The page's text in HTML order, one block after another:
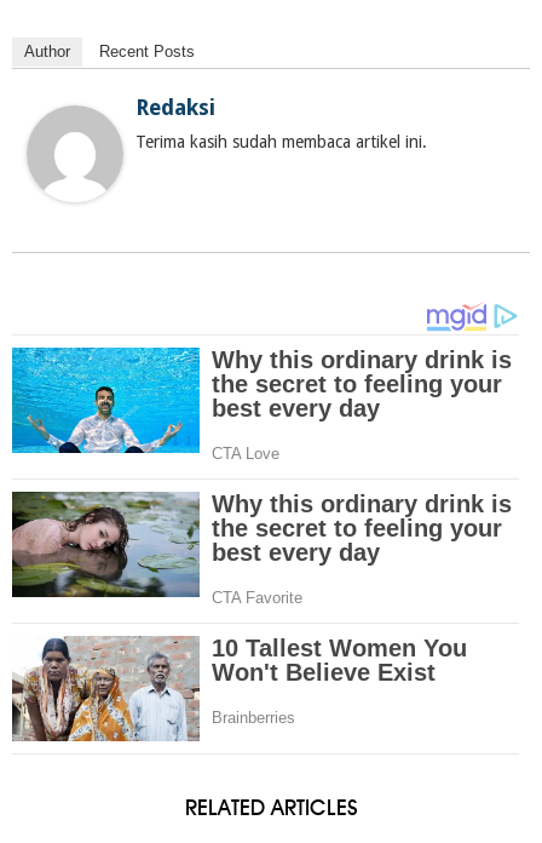
Author Recent Posts
Redaksi
Terima kasih sudah membaca artikel ini.
RELATED ARTICLES